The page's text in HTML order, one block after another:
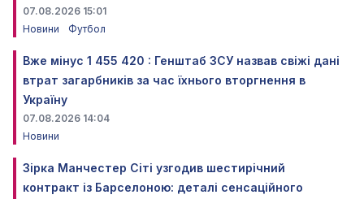
07.08.2026 15:01
Новини
Футбол
Вже мінус 1 455 420 : Генштаб ЗСУ назвав свіжі дані
втрат загарбників за час їхнього вторгнення в
Україну
07.08.2026 14:04
Новини
Зірка Манчестер Сіті узгодив шестирічний
контракт із Барселоною: деталі сенсаційного